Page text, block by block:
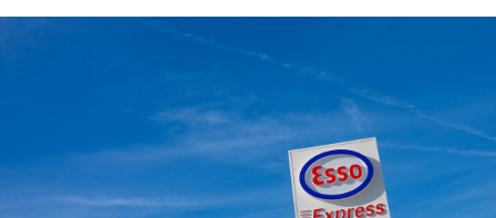
Altrecose
Mondiali calcio 2026
PODCAST